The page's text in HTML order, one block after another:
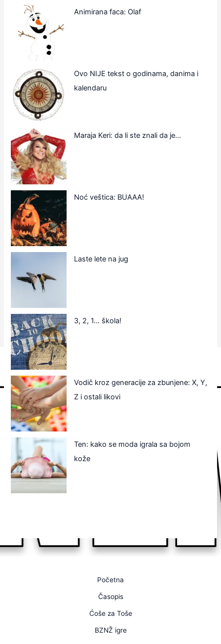
Animirana faca: Olaf
Ovo NIJE tekst o godinama, danima i
kalendaru
Maraja Keri: da li ste znali da je…
Noć veštica: BUAAA!
Laste lete na jug
3, 2, 1… škola!
Vodič kroz generacije za zbunjene: X, Y,
Z i ostali likovi
Ten: kako se moda igrala sa bojom
kože
Početna
Časopis
Ćoše za Toše
BZNŽ igre